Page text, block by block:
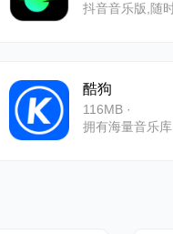
酷狗
116MB ·
拥有海量音乐库